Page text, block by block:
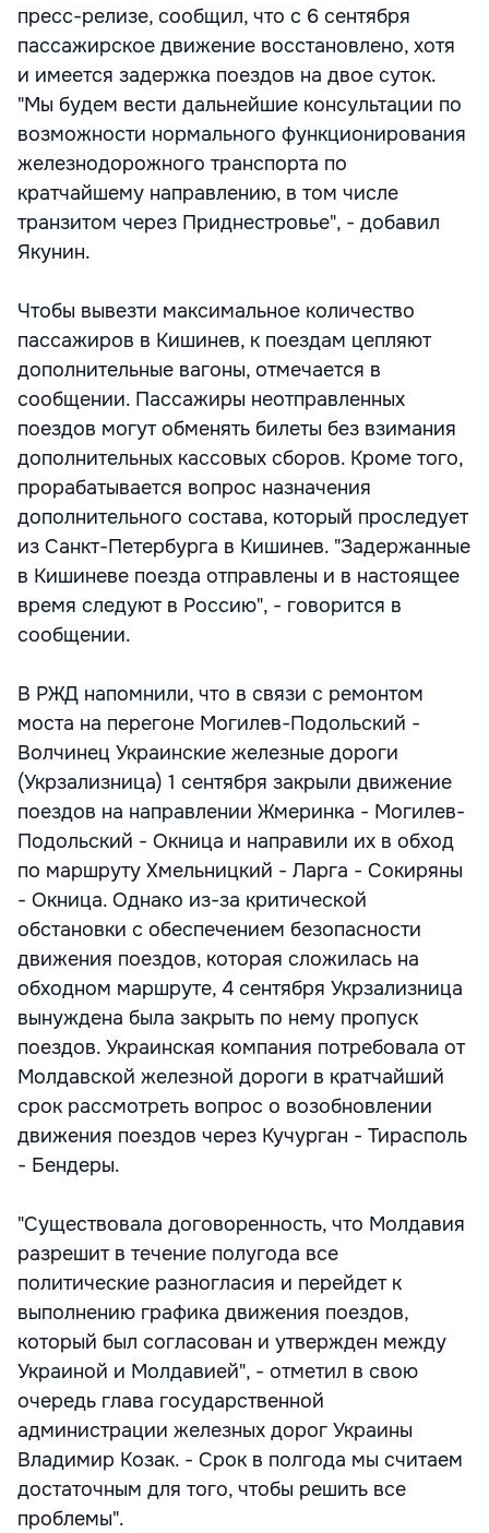
пресс-релизе, сообщил, что с 6 сентября
пассажирское движение восстановлено, хотя
и имеется задержка поездов на двое суток.
"Мы будем вести дальнейшие консультации по
возможности нормального функционирования
железнодорожного транспорта по
кратчайшему направлению, в том числе
транзитом через Приднестровье", - добавил
Якунин.
Чтобы вывезти максимальное количество
пассажиров в Кишинев, к поездам цепляют
дополнительные вагоны, отмечается в
сообщении. Пассажиры неотправленных
поездов могут обменять билеты без взимания
дополнительных кассовых сборов. Кроме того,
прорабатывается вопрос назначения
дополнительного состава, который проследует
из Санкт-Петербурга в Кишинев. "Задержанные
в Кишиневе поезда отправлены и в настоящее
время следуют в Россию", - говорится в
сообщении.
В РЖД напомнили, что в связи с ремонтом
моста на перегоне Могилев-Подольский -
Волчинец Украинские железные дороги
(Укрзализница) 1 сентября закрыли движение
поездов на направлении Жмеринка - Могилев-
Подольский - Окница и направили их в обход
по маршруту Хмельницкий - Ларга - Сокиряны
- Окница. Однако из-за критической
обстановки с обеспечением безопасности
движения поездов, которая сложилась на
обходном маршруте, 4 сентября Укрзализница
вынуждена была закрыть по нему пропуск
поездов. Украинская компания потребовала от
Молдавской железной дороги в кратчайший
срок рассмотреть вопрос о возобновлении
движения поездов через Кучурган - Тирасполь
- Бендеры.
"Существовала договоренность, что Молдавия
разрешит в течение полугода все
политические разногласия и перейдет к
выполнению графика движения поездов,
который был согласован и утвержден между
Украиной и Молдавией", - отметил в свою
очередь глава государственной
администрации железных дорог Украины
Владимир Козак. - Срок в полгода мы считаем
достаточным для того, чтобы решить все
проблемы".